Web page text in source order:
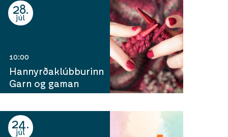
28
júl
10:00
Hannyrðaklúbburinn
Garn og gaman
24
júl